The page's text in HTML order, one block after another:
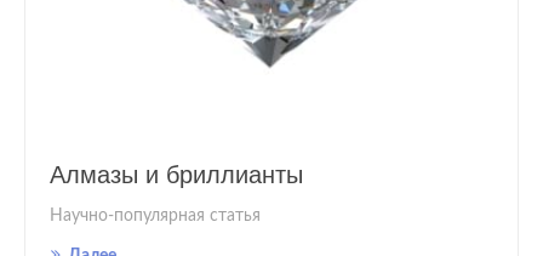
Алмазы и бриллианты
Научно-популярная статья